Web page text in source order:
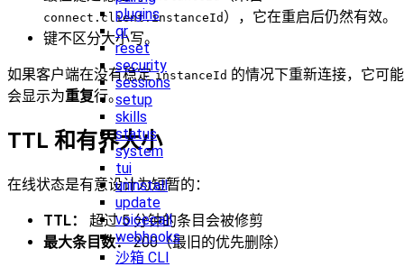
plugins
qr
reset
security
sessions
setup
skills
status
system
tui
uninstall
update
voicecall
webhooks
沙箱 CLI
connect.client.instanceId ），它在重启后仍然有效。
键不区分大小写。
如果客户端在没有稳定instanceId 的情况下重新连接，它可能
会显示为重复行。
TTL 和有界大小
在线状态是有意设计为短暂的：
TTL：
超过 5 分钟的条目会被修剪
最大条目数：200（最旧的优先删除）